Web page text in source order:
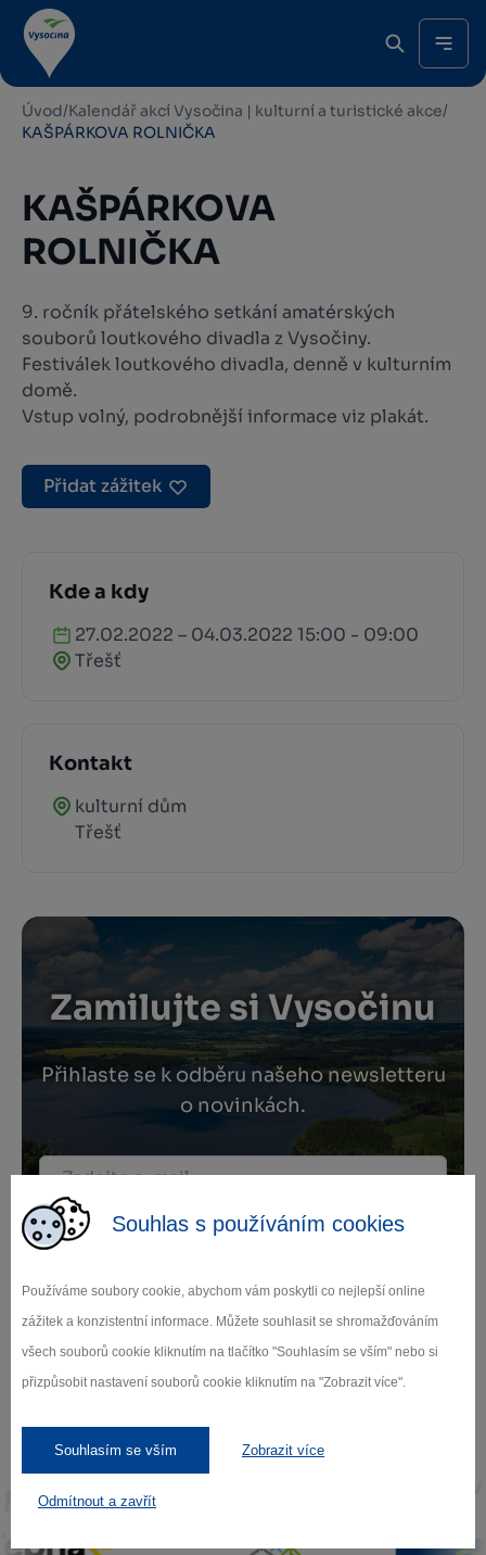
Souhlas s používáním cookies
Používáme soubory cookie, abychom vám poskytli co nejlepší online
zážitek a konzistentní informace. Můžete souhlasit se shromažďováním
všech souborů cookie kliknutím na tlačítko "Souhlasím se vším" nebo si
přizpůsobit nastavení souborů cookie kliknutím na "Zobrazit více".
Souhlasím se vším Zobrazit více
Odmítnout a zavřít
Úvod/Kalendář akcí Vysočina | kulturní a turistické akce/
KAŠPÁRKOVA ROLNIČKA
KAŠPÁRKOVA
ROLNIČKA
9. ročník přátelského setkání amatérských
souborů loutkového divadla z Vysočiny.
Festiválek loutkového divadla, denně v kulturním
domě.
Vstup volný, podrobnější informace viz plakát.
Přidat zážitek
Kde a kdy
27.02.2022 – 04.03.2022 15:00 - 09:00
Třešť
Kontakt
kulturní dům
Třešť
Zamilujte si Vysočinu
Přihlaste se k odběru našeho newsletteru
o novinkách.
Záleží nám na ochraně osobních údajů.
Naši partneři